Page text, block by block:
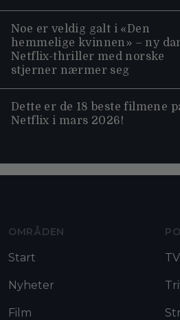
Noe er veldig galt i «Den
hemmelige kvinnen» – ny
Netflix-thriller med norske
stjerner nærmer seg
Dette er de 18 beste filmene
Netflix i mars 2026!
OMRÅDEN
Start
Nyheter
Film